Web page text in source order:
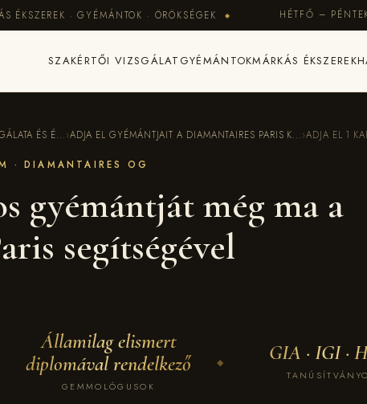
ÉKSZEREK · GYÉMÁNTOK · ÖRÖKSÉGEK ◆ HÉTFŐ –
SZAKÉRTŐI VIZSGÁLAT GYÉMÁNTOKMÁRKÁS ÉKSZEREK
ÉS É...›ADJA EL GYÉMÁNTJAIT A DIAMANTAIRES PARIS K...›ADJA EL 1
· DIAMANTAIRES OG
gyémántját még ma a
segítségével
Államilag elismert
diplomával rendelkező
GEMMOLÓGUSOK
◆ GIA · IGI ·